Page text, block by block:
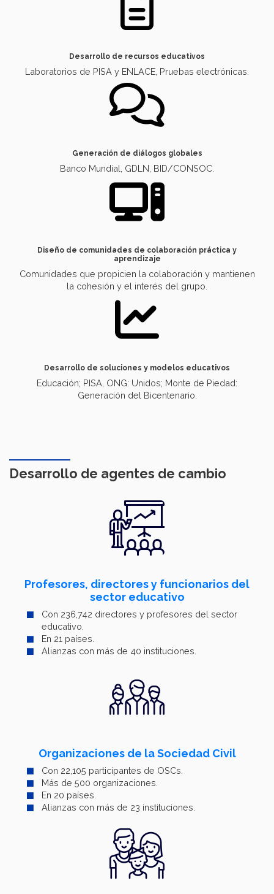
Desarrollo de recursos educativos
Laboratorios de PISA y ENLACE, Pruebas electrónicas.
Generación de diálogos globales
Banco Mundial, GDLN, BID/CONSOC.
Diseño de comunidades de colaboración práctica y
aprendizaje
Comunidades que propicien la colaboración y mantienen
la cohesión y el interés del grupo.
Desarrollo de soluciones y modelos educativos
Educación; PISA, ONG: Unidos; Monte de Piedad:
Generación del Bicentenario.
Desarrollo de agentes de cambio
Profesores, directores y funcionarios del
sector educativo
Con 236,742 directores y profesores del sector
educativo.
En 21 países.
Alianzas con más de 40 instituciones.
Organizaciones de la Sociedad Civil
Con 22,105 participantes de OSCs.
Más de 500 organizaciones.
En 20 países.
Alianzas con más de 23 instituciones.